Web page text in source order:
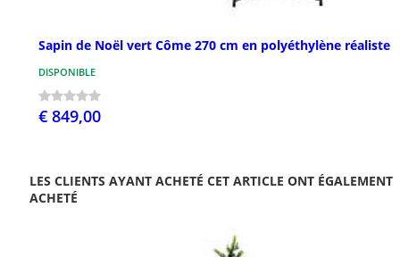
Sapin de Noël vert Côme 270 cm en polyéthylène réaliste
DISPONIBLE
€ 849,00
LES CLIENTS AYANT ACHETÉ CET ARTICLE ONT ÉGALEMENT
ACHETÉ